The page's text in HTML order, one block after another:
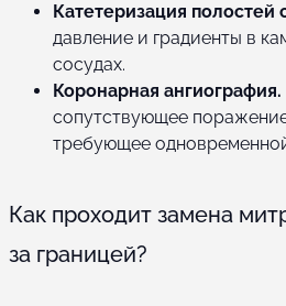
Катетеризация полостей
давление и градиенты в
сосудах.
Коронарная ангиография.
сопутствующее
требующее
Как проходит замена
за границей?